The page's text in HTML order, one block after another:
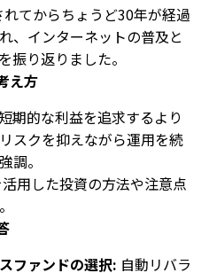
てからちょうど30年が経過
、インターネットの普及と
振り返りました。
え方
期的な利益を追求するより
スクを抑えながら運用を続
調。
用した投資の方法や注意点
ファンドの選択: 自動リバラ